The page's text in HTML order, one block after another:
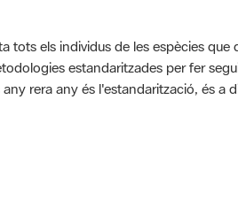
tots els individus de les espècies que
estandaritzades per fer
rera any és l'estandarització, és a
de 5.